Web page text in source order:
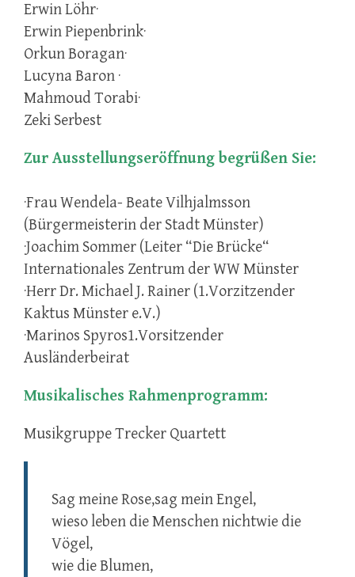
Erwin Löhr·
Erwin Piepenbrink·
Orkun Boragan·
Lucyna Baron ·
Mahmoud Torabi·
Zeki Serbest
Zur Ausstellungseröffnung begrüßen Sie:
·Frau Wendela- Beate Vilhjalmsson
(Bürgermeisterin der Stadt Münster)
·Joachim Sommer (Leiter “Die Brücke“
Internationales Zentrum der WW Münster
·Herr Dr. Michael J. Rainer (1.Vorzitzender
Kaktus Münster e.V.)
·Marinos Spyros1.Vorsitzender
Ausländerbeirat
Musikalisches Rahmenprogramm:
Musikgruppe Trecker Quartett
Sag meine Rose,sag mein Engel,
wieso leben die Menschen nichtwie die
Vögel,
wie die Blumen,